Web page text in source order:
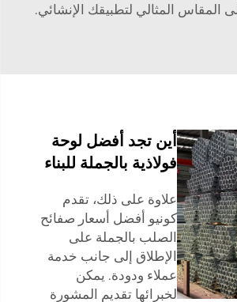
المقاس المثالي لتطبيقك الإنشائي.
أين تجد أفضل لوحة
فولاذية بالجملة للبناء
علاوة على ذلك، تقدم
كونيو أفضل أسعار صفائح
الصلب بالجملة على
الإطلاق إلى جانب خدمة
عملاء ودودة. يمكن
لخبرائها تقديم المشورة